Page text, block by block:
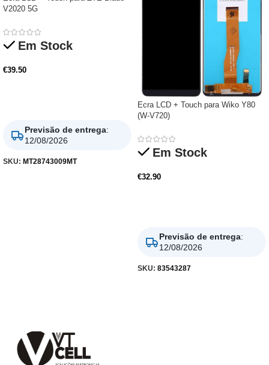
V2020 5G
Em Stock
€39.50
Previsão de entrega:
12/08/2026
SKU: MT28743009MT
Ecra LCD + Touch para Wiko Y80
(W-V720)
Em Stock
€32.90
Previsão de entrega:
12/08/2026
SKU: 83543287